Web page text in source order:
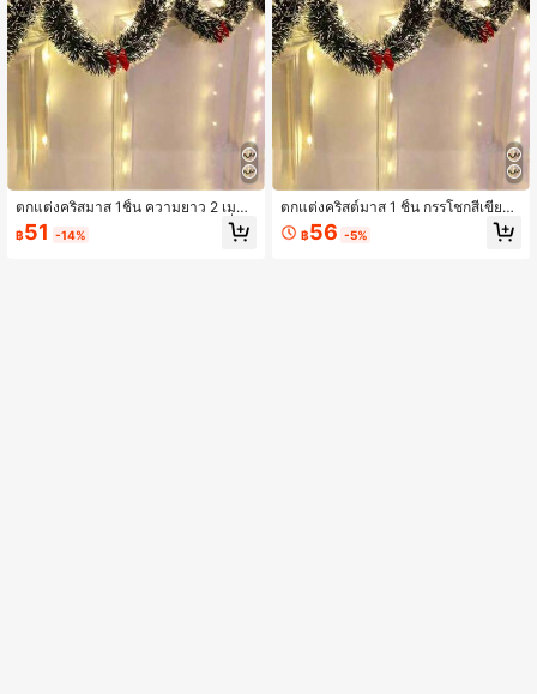
ตกแต่งคริสมาส 1ชิ้น ความยาว 2 เมตร
ลายดอกหิมะสีเขียวเข้มและสีขาวซีรี่ตก
แต่ง สำหรับคริสมาส (ไม่มีโบว์ติดตั้ง),
฿51 -14%
ตกแต่งคริสต์มาส 1 ชิ้น กรรโชกสีเขียวแ
ละขาวยาว 2 เมตร ตกแต่งคริสต์มาส (โ
บว์ไม่ได้แนบมา), คริสต์มาส, ลูกปัด, ขอ
฿56 -5%